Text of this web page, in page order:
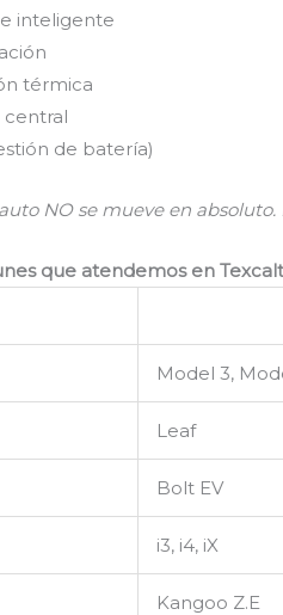
inteligente
térmica
de batería)
NO se mueve en
que atendemos en
Model 3,
Leaf
Bolt EV
i3, i4, iX
Kangoo Z.E